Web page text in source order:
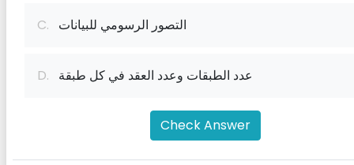
C. التصور الرسومي للبيانات
D. عدد الطبقات وعدد العقد في كل طبقة
Check Answer